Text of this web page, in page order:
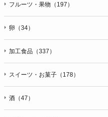
フルーツ・果物（197）
卵（34）
加工食品（337）
スイーツ・お菓子（178）
酒（47）